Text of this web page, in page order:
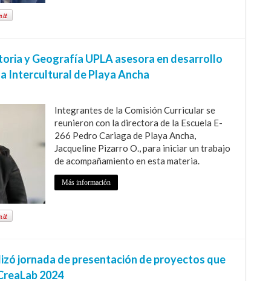
y Geografía UPLA asesora en desarrollo
Intercultural de Playa Ancha
Integrantes de la Comisión Curricular se
reunieron con la directora de la Escuela E-
266 Pedro Cariaga de Playa Ancha,
Jacqueline Pizarro O., para iniciar un trabajo
de acompañamiento en esta materia.
Más información
jornada de presentación de proyectos que
2024